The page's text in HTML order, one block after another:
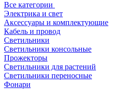
Все категории
Электрика и свет
Аксессуары и комплектующие
Кабель и провод
Светильники
Светильники консольные
Прожекторы
Светильники для растений
Светильники переносные
Фонари